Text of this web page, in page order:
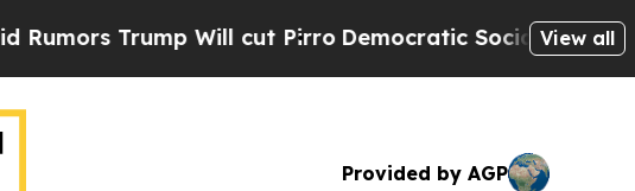
Trump Will cut PirroDemocratic Socialists of View all
Provided by AGP